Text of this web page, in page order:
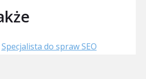
Specjalista do spraw SEO